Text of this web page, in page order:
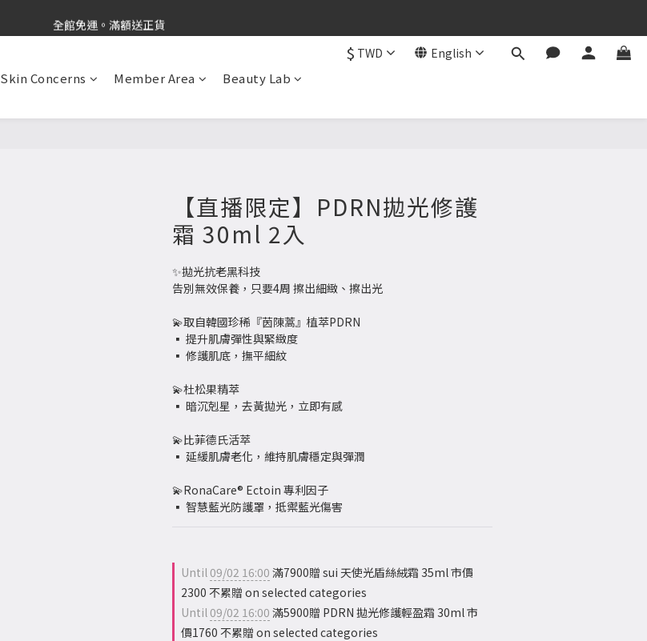
新品上市✨PDRN抗老精華
全館免運。滿額送正貨
$ TWD English
Skin Concerns Member Area Beauty Lab
【直播限定】PDRN拋光修護
霜 30ml 2入
✨拋光抗老黑科技
告別無效保養，只要4周 擦出細緻、擦出光
💫取自韓國珍稀『茵陳蒿』植萃PDRN
▪ 提升肌膚彈性與緊緻度
▪ 修護肌底，撫平細紋
💫杜松果精萃
▪ 暗沉剋星，去黃拋光，立即有感
💫比菲德氏活萃
▪ 延緩肌膚老化，維持肌膚穩定與彈潤
💫RonaCare® Ectoin 專利因子
▪ 智慧藍光防護罩，抵禦藍光傷害
Until09/02 16:00 滿7900贈 sui 天使光盾絲絨霜 35ml 市價
2300 不累贈 on selected categories
Until09/02 16:00 滿5900贈 PDRN 拋光修護輕盈霜 30ml 市
價1760 不累贈 on selected categories